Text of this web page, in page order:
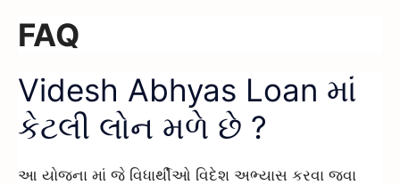
FAQ
Videsh Abhyas Loan માં
કેટલી લોન મળે છે ?
આ યોજના માં જે વિધાર્થીઓ વિદેશ અભ્યાસ કરવા જવા